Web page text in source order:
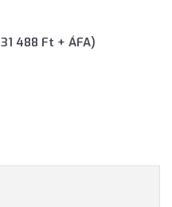
488 Ft + ÁFA)